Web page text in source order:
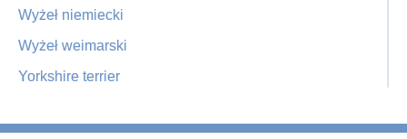
Wyżeł niemiecki
Wyżeł weimarski
Yorkshire terrier